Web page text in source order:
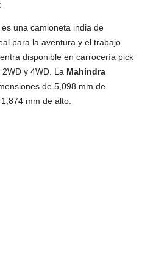
es una camioneta india de
para la aventura y el trabajo
disponible en carrocería pick
y 4WD. La Mahindra
de 5,098 mm de
mm de alto.